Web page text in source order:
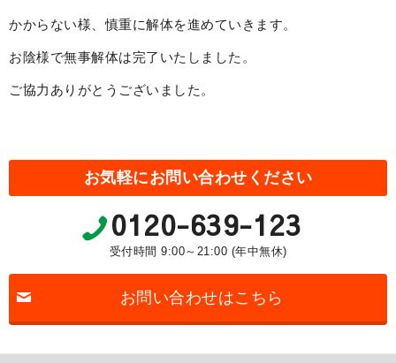
かからない様、慎重に解体を進めていきます。
お陰様で無事解体は完了いたしました。
ご協力ありがとうございました。
お気軽にお問い合わせください
0120-639-123
受付時間 9:00～21:00 (年中無休)
お問い合わせはこちら